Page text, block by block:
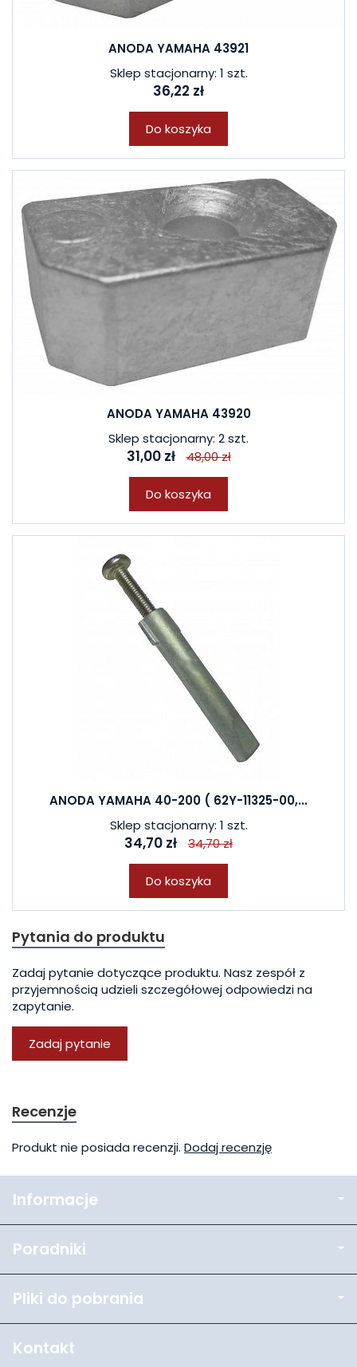
ANODA YAMAHA 43921
Sklep stacjonarny: 1 szt.
36,22 zł
Do koszyka
ANODA YAMAHA 43920
Sklep stacjonarny: 2 szt.
31,00 zł 48,00 zł
Do koszyka
ANODA YAMAHA 40-200 ( 62Y-11325-00,...
Sklep stacjonarny: 1 szt.
34,70 zł 34,70 zł
Do koszyka
Pytania do produktu
Zadaj pytanie dotyczące produktu. Nasz zespół z
przyjemnością udzieli szczegółowej odpowiedzi na
zapytanie.
Zadaj pytanie
Recenzje
Produkt nie posiada recenzji. Dodaj recenzję
Informacje
Poradniki
Pliki do pobrania
Kontakt